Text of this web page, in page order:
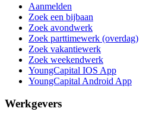
Aanmelden
Zoek een bijbaan
Zoek avondwerk
Zoek parttimewerk (overdag)
Zoek vakantiewerk
Zoek weekendwerk
YoungCapital IOS App
YoungCapital Android App
Werkgevers